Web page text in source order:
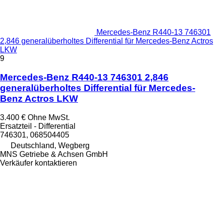
Mercedes-Benz R440-13 746301
2,846 generalüberholtes Differential für Mercedes-Benz Actros
LKW
9
Mercedes-Benz R440-13 746301 2,846
generalüberholtes Differential für Mercedes-
Benz Actros LKW
3.400 € Ohne MwSt.
Ersatzteil - Differential
746301, 068504405
Deutschland, Wegberg
MNS Getriebe & Achsen GmbH
Verkäufer kontaktieren